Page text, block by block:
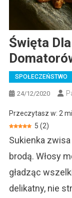
Święta
SPOŁECZEŃSTWO
24/12/2020
Przeczytasz w: 2
5 (2)
Sukienka
brodą. Włosy
gładząc
delikatny, nie